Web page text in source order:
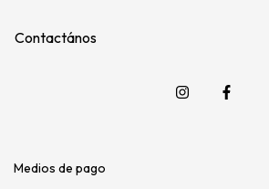
Contactános
Medios de pago